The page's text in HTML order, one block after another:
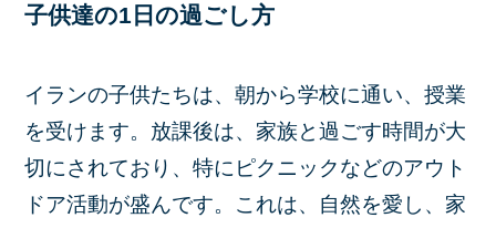
子供達の1日の過ごし方
イランの子供たちは、朝から学校に通い、授業
を受けます。放課後は、家族と過ごす時間が大
切にされており、特にピクニックなどのアウト
ドア活動が盛んです。これは、自然を愛し、家